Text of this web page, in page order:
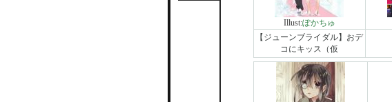
Illust:ぽかちゅ
【ジューンブライダル】おデ
コにキッス（仮